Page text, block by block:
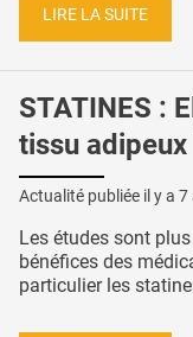
LIRE LA SUITE
STATINES :
tissu
Actualité publiée il y a 7
Les études sont
bénéfices des
particulier les